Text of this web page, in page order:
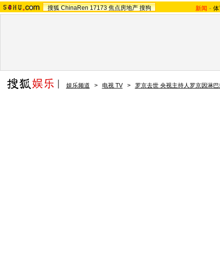
搜狐 ChinaRen 17173 焦点房地产 搜狗 新闻 -
娱乐频道 > 电视 TV > 罗京去世 央视主持人罗京因淋